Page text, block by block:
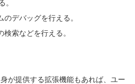
。
デバッグを行える。
索などを行える。
が提供する拡張機能もあれば、ユー